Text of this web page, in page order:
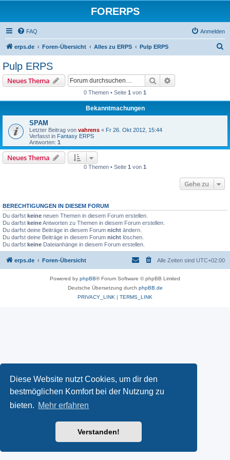
Diese Website nutzt Cookies, um dir den
bestmöglichen Komfort bei der Nutzung zu
bieten. Mehr erfahren
Verstanden!
FORERPS
FAQ Anmelden
erps.de Foren-Übersicht Alles zu ERPS Pulp ERPS
Pulp ERPS
Neues Thema Suche
0 Themen • Seite 1 von 1
Bekanntmachungen
SPAM
Letzter Beitrag von vahrens « Fr 26. Okt 2012, 15:44
Verfasst in Fantasy ERPS
Antworten: 1
Neues Thema
0 Themen • Seite 1 von 1
Gehe zu
BERECHTIGUNGEN IN DIESEM FORUM
Du darfst keine neuen Themen in diesem Forum erstellen.
Du darfst keineAntworten zu Themen in diesem Forum erstellen.
Du darfst deine Beiträge in diesem Forum nicht ändern.
Du darfst deine Beiträge in diesem Forum nicht löschen.
Du darfst keine Dateianhänge in diesem Forum erstellen.
erps.de Foren-Übersicht Alle Zeiten sind UTC+02:00
Powered by phpBB® Forum Software © phpBB Limited
Deutsche Übersetzung durch phpBB.de
PRIVACY_LINK | TERMS_LINK